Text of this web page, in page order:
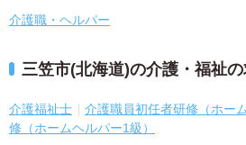
介護職・ヘルパー
三笠市(北海道)の介護・福祉
介護福祉士 介護職員初任者研修（ホー
修（ホームヘルパー1級）